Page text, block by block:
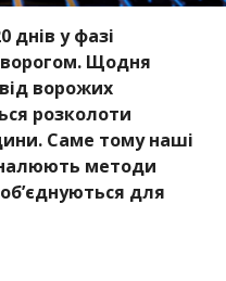
днів у фазі
ворогом. Щодня
ворожих
розколоти
Саме тому наші
методи
для